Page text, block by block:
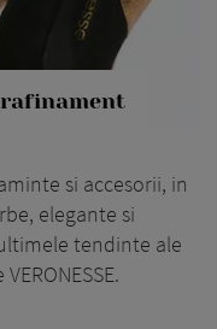
rafinament
si accesorii, in
elegante si
tendinte ale